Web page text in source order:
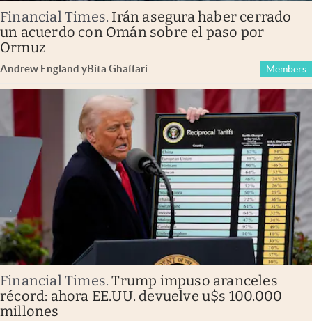
Financial Times. Irán asegura haber cerrado
un acuerdo con Omán sobre el paso por
Ormuz
Andrew England yBita Ghaffari Members
Financial Times.Trump impuso aranceles
récord: ahora EE.UU. devuelve u$s 100.000
millones